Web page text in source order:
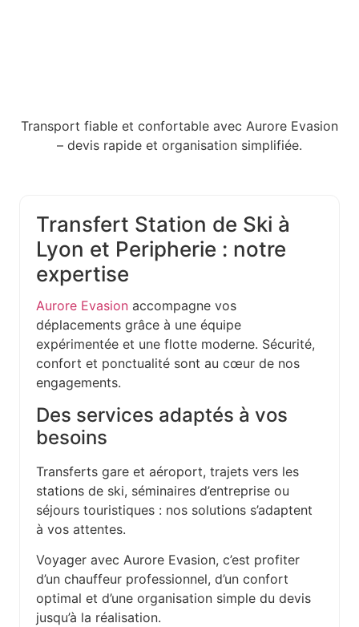
Transport fiable et confortable avec Aurore Evasion
– devis rapide et organisation simplifiée.
Transfert Station de Ski à
Lyon et Peripherie : notre
expertise
Aurore Evasion accompagne vos
déplacements grâce à une équipe
expérimentée et une flotte moderne. Sécurité,
confort et ponctualité sont au cœur de nos
engagements.
Des services adaptés à vos
besoins
Transferts gare et aéroport, trajets vers les
stations de ski, séminaires d’entreprise ou
séjours touristiques : nos solutions s’adaptent
à vos attentes.
Voyager avec Aurore Evasion, c’est profiter
d’un chauffeur professionnel, d’un confort
optimal et d’une organisation simple du devis
jusqu’à la réalisation.